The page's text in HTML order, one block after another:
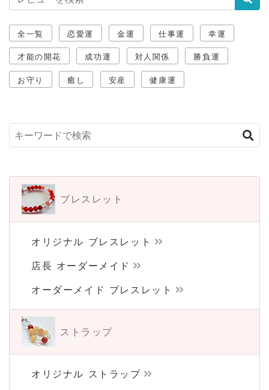
全一覧 恋愛運 金運 仕事運 幸運
才能の開花 成功運 対人関係 勝負運
お守り 癒し 安産 健康運
ブレスレット
オリジナル ブレスレット
店長 オーダーメイド
オーダーメイド ブレスレット
ストラップ
オリジナル ストラップ